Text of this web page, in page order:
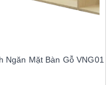
gian làm việc gọn
Ngăn Mặt Bàn Gỗ VNG01